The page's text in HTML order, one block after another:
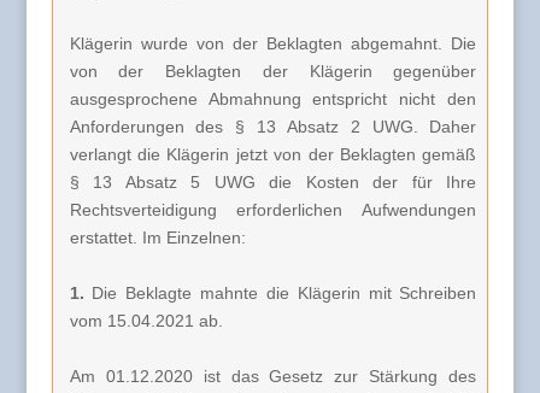
Klägerin wurde von der Beklagten abgemahnt. Die
von der Beklagten der Klägerin gegenüber
ausgesprochene Abmahnung entspricht nicht den
Anforderungen des § 13 Absatz 2 UWG. Daher
verlangt die Klägerin jetzt von der Beklagten gemäß
§ 13 Absatz 5 UWG die Kosten der für Ihre
Rechtsverteidigung erforderlichen Aufwendungen
erstattet. Im Einzelnen:
1. Die Beklagte mahnte die Klägerin mit Schreiben
vom 15.04.2021 ab.
Am 01.12.2020 ist das Gesetz zur Stärkung des